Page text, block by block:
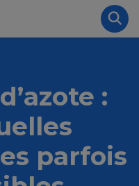
:
parfois